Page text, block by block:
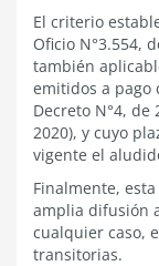
El criterio
Oficio N°3.554,
también
emitidos a pago
Decreto N°4,
2020), y cuyo
vigente el
Finalmente,
amplia difusión
cualquier caso,
transitorias.